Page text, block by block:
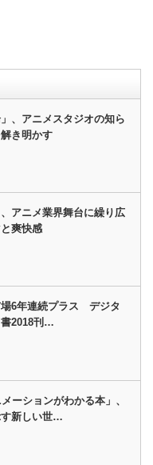
」、アニメスタジオの知ら
き明かす
、アニメ業界舞台に繰り広
爽快感
場6年連続プラス デジタ
2018刊…
ーションがわかる本」、
す新しい世…